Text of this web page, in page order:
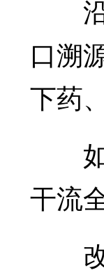
沿
口溯
下药
如
干流
改